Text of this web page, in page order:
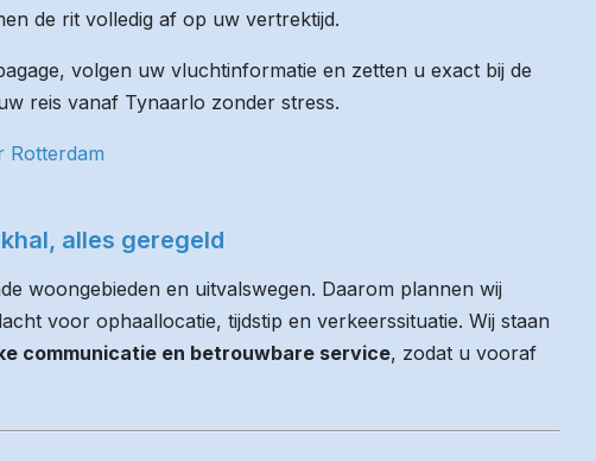
de rit volledig af op uw vertrektijd.
volgen uw vluchtinformatie en zetten u exact bij de
reis vanaf Tynaarlo zonder stress.
Rotterdam
alles geregeld
woongebieden en uitvalswegen. Daarom plannen wij
voor ophaallocatie, tijdstip en verkeerssituatie. Wij staan
communicatie en betrouwbare service, zodat u vooraf